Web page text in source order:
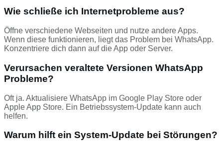
Wie schließe ich Internetprobleme aus?
Öffne verschiedene Webseiten und nutze andere Apps.
Wenn diese funktionieren, liegt das Problem bei WhatsApp.
Konzentriere dich dann auf die App oder Server.
Verursachen veraltete Versionen WhatsApp
Probleme?
Oft ja. Aktualisiere WhatsApp im Google Play Store oder
Apple App Store. Ein Betriebssystem-Update kann auch
helfen.
Warum hilft ein System-Update bei Störungen?